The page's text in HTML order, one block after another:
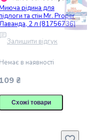
рідина для
та стін Mr. Proper
2 л (81756736)
Залишити відгук
Немає в наявності
109 ₴
Схожі товари